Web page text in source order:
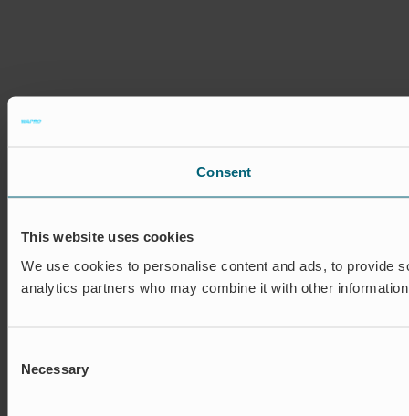
Consent
This website uses cookies
We use cookies to personalise content and ads, to provide
analytics partners who may combine it with other
Selection
Necessary